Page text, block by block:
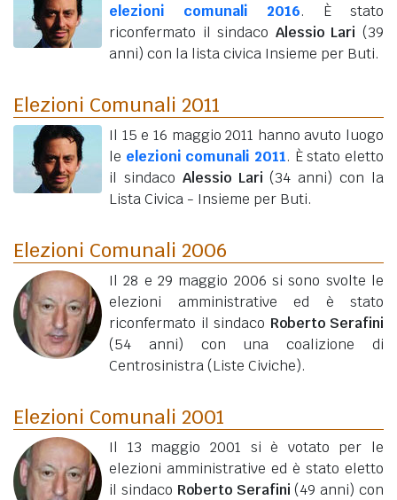
elezioni comunali 2016. È stato
riconfermato il sindaco Alessio Lari (39
anni) con la lista civica Insieme per Buti.
Elezioni Comunali 2011
Il 15 e 16 maggio 2011 hanno avuto luogo
le elezioni comunali 2011. È stato eletto
il sindaco Alessio Lari (34 anni) con la
Lista Civica - Insieme per Buti.
Elezioni Comunali 2006
Il 28 e 29 maggio 2006 si sono svolte le
elezioni amministrative ed è stato
riconfermato il sindaco Roberto Serafini
(54 anni) con una coalizione di
Centrosinistra (Liste Civiche).
Elezioni Comunali 2001
Il 13 maggio 2001 si è votato per le
elezioni amministrative ed è stato eletto
il sindaco Roberto Serafini (49 anni) con